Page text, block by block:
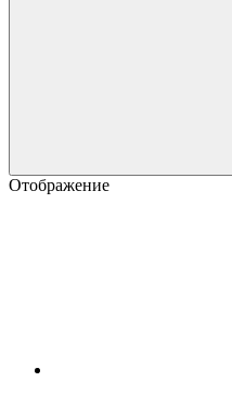
Отображение